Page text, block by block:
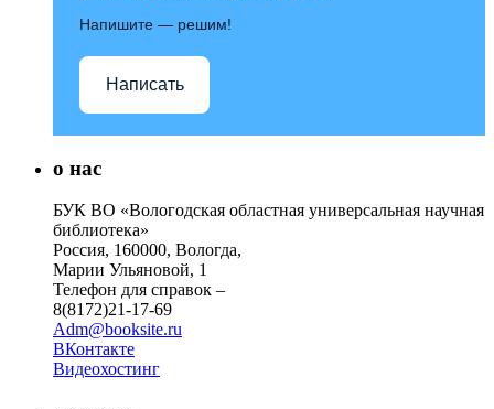
Напишите — решим!
Написать
о нас
БУК ВО «Вологодская областная универсальная научная
библиотека»
Россия, 160000, Вологда,
Марии Ульяновой, 1
Телефон для справок –
8(8172)21-17-69
Adm@booksite.ru
ВКонтакте
Видеохостинг